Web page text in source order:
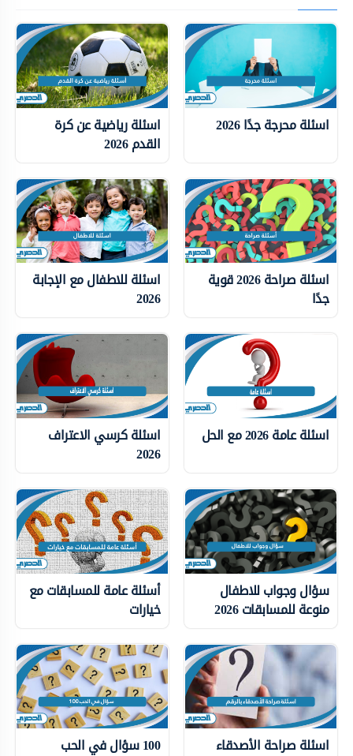
اسئلة محرجة جدًا 2026 اسئلة رياضية عن كرة
القدم 2026
اسئلة صراحة 2026 قوية
جدًا
اسئلة للاطفال مع الإجابة
2026
اسئلة عامة 2026 مع الحل اسئلة كرسي الاعتراف
2026
سؤال وجواب للاطفال
منوعة للمسابقات 2026
أسئلة عامة للمسابقات مع
خيارات
اسئلة صراحة الأصدقاء 100 سؤال في الحب